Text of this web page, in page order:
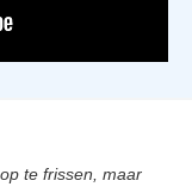
te frissen, maar